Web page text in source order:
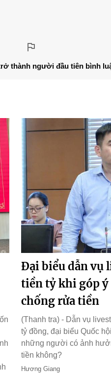
thành người đầu tiên bình
Đại biểu dẫn vụ
tiền tỷ khi góp ý
chống rửa tiền
(Thanh tra) - Dẫn vụ
tỷ đồng, đại biểu Quốc
những người có ảnh
tiền không?
Hương Giang